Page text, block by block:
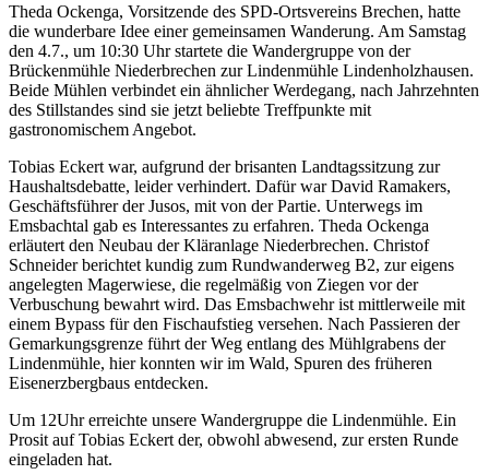
Theda Ockenga, Vorsitzende des SPD-Ortsvereins Brechen, hatte
die wunderbare Idee einer gemeinsamen Wanderung. Am Samstag
den 4.7., um 10:30 Uhr startete die Wandergruppe von der
Brückenmühle Niederbrechen zur Lindenmühle Lindenholzhausen.
Beide Mühlen verbindet ein ähnlicher Werdegang, nach Jahrzehnten
des Stillstandes sind sie jetzt beliebte Treffpunkte mit
gastronomischem Angebot.
Tobias Eckert war, aufgrund der brisanten Landtagssitzung zur
Haushaltsdebatte, leider verhindert. Dafür war David Ramakers,
Geschäftsführer der Jusos, mit von der Partie. Unterwegs im
Emsbachtal gab es Interessantes zu erfahren. Theda Ockenga
erläutert den Neubau der Kläranlage Niederbrechen. Christof
Schneider berichtet kundig zum Rundwanderweg B2, zur eigens
angelegten Magerwiese, die regelmäßig von Ziegen vor der
Verbuschung bewahrt wird. Das Emsbachwehr ist mittlerweile mit
einem Bypass für den Fischaufstieg versehen. Nach Passieren der
Gemarkungsgrenze führt der Weg entlang des Mühlgrabens der
Lindenmühle, hier konnten wir im Wald, Spuren des früheren
Eisenerzbergbaus entdecken.
Um 12Uhr erreichte unsere Wandergruppe die Lindenmühle. Ein
Prosit auf Tobias Eckert der, obwohl abwesend, zur ersten Runde
eingeladen hat.